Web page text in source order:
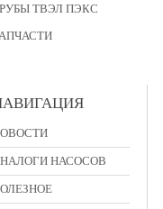
ТВЭЛ ПЭКС
НАСОСОВ